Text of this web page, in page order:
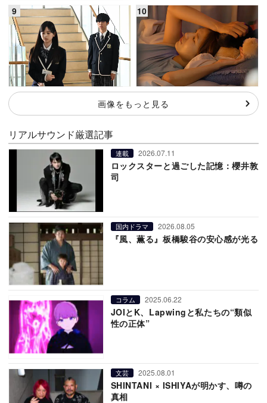
画像をもっと見る
リアルサウンド厳選記事
連載 2026.07.11
ロックスターと過ごした記憶：櫻井敦
司
国内ドラマ 2026.08.05
『風、薫る』板橋駿谷の安心感が光る
コラム 2025.06.22
JOIとK、Lapwingと私たちの“類似
性の正体”
文芸 2025.08.01
SHINTANI × ISHIYAが明かす、噂の
真相